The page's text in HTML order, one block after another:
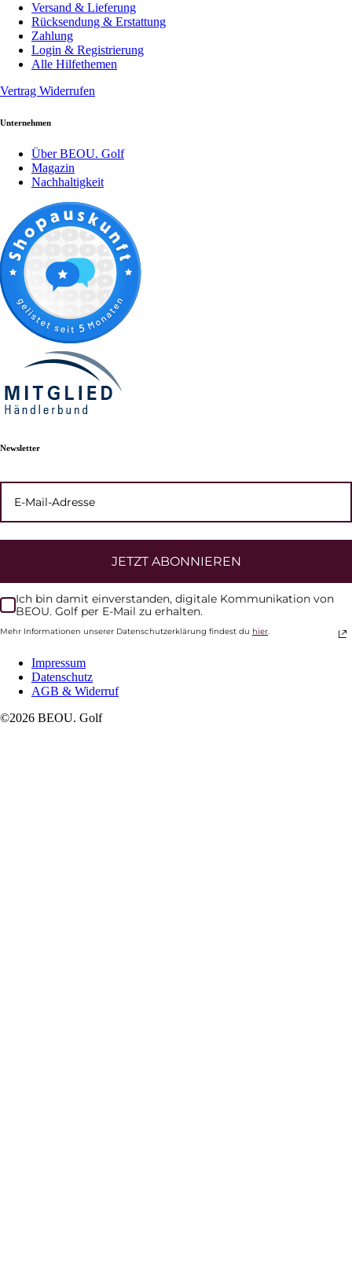
Versand & Lieferung
Rücksendung & Erstattung
Zahlung
Login & Registrierung
Alle Hilfethemen
Vertrag Widerrufen
Unternehmen
Über BEOU. Golf
Magazin
Nachhaltigkeit
Newsletter
JETZT ABONNIEREN
Ich bin damit einverstanden, digitale Kommunikation von
BEOU. Golf per E-Mail zu erhalten.
Mehr Informationen unserer Datenschutzerklärung findest du hier.
Impressum
Datenschutz
AGB & Widerruf
©2026 BEOU. Golf